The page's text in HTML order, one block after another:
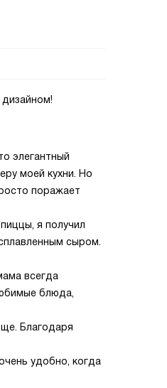
элегантный
моей кухни. Но
поражает
я получил
сыром.
всегда
блюда,
Благодаря
удобно, когда